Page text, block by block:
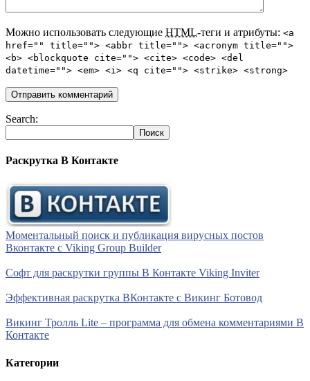
Можно использовать следующие HTML-теги и атрибуты: <a
href="" title=""> <abbr title=""> <acronym title="">
<b> <blockquote cite=""> <cite> <code> <del
datetime=""> <em> <i> <q cite=""> <strike> <strong>
Search:
Раскрутка В Контакте
Моментальный поиск и публикация вирусных постов
Вконтакте с Viking Group Builder
Софт для раскрутки группы В Контакте Viking Inviter
Эффективная раскрутка ВКонтакте с Викинг Ботовод
Викинг Тролль Lite – программа для обмена комментариями В
Контакте
Категории